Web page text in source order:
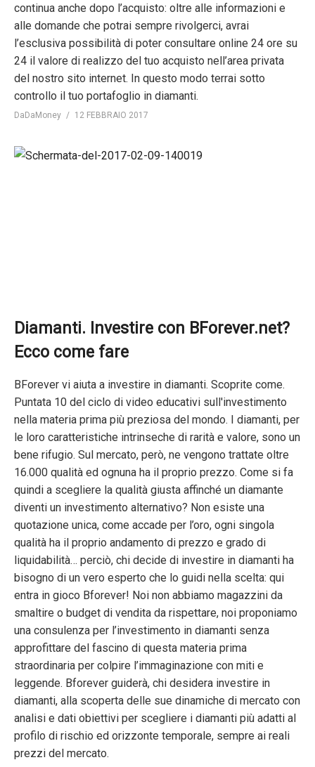
continua anche dopo l’acquisto: oltre alle informazioni e
alle domande che potrai sempre rivolgerci, avrai
l’esclusiva possibilità di poter consultare online 24 ore su
24 il valore di realizzo del tuo acquisto nell’area privata
del nostro sito internet. In questo modo terrai sotto
controllo il tuo portafoglio in diamanti.
DaDaMoney 12 FEBBRAIO 2017
Diamanti. Investire con BForever.net?
Ecco come fare
BForever vi aiuta a investire in diamanti. Scoprite come.
Puntata 10 del ciclo di video educativi sull'investimento
nella materia prima più preziosa del mondo. I diamanti, per
le loro caratteristiche intrinseche di rarità e valore, sono un
bene rifugio. Sul mercato, però, ne vengono trattate oltre
16.000 qualità ed ognuna ha il proprio prezzo. Come si fa
quindi a scegliere la qualità giusta affinché un diamante
diventi un investimento alternativo? Non esiste una
quotazione unica, come accade per l’oro, ogni singola
qualità ha il proprio andamento di prezzo e grado di
liquidabilità… perciò, chi decide di investire in diamanti ha
bisogno di un vero esperto che lo guidi nella scelta: qui
entra in gioco Bforever! Noi non abbiamo magazzini da
smaltire o budget di vendita da rispettare, noi proponiamo
una consulenza per l’investimento in diamanti senza
approfittare del fascino di questa materia prima
straordinaria per colpire l’immaginazione con miti e
leggende. Bforever guiderà, chi desidera investire in
diamanti, alla scoperta delle sue dinamiche di mercato con
analisi e dati obiettivi per scegliere i diamanti più adatti al
profilo di rischio ed orizzonte temporale, sempre ai reali
prezzi del mercato.